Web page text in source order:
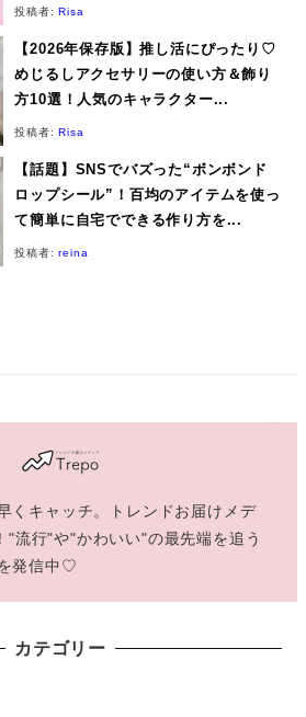
投稿者:Risa
【2026年保存版】推し活にぴったり♡
めじるしアクセサリーの使い方＆飾り
方10選！人気のキャラクター...
投稿者:Risa
【話題】SNSでバズった“ボンボンド
ロップシール”！百均のアイテムを使っ
て簡単に自宅でできる作り方を...
投稿者:reina
くキャッチ。トレンドお届けメデ
"流行"や"かわいい"の最先端を追う
発信中♡
カテゴリー